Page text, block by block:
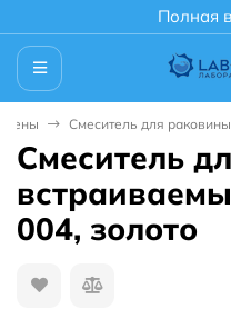
Полная
Смеситель для
Смеситель
004, золото